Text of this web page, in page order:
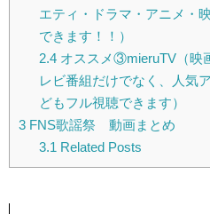
エティ・ドラマ・アニメ・
できます！！）
2.4オススメ③mieruTV（映
レビ番組だけでなく、人気
どもフル視聴できます）
3 FNS歌謡祭 動画まとめ
3.1 Related Posts